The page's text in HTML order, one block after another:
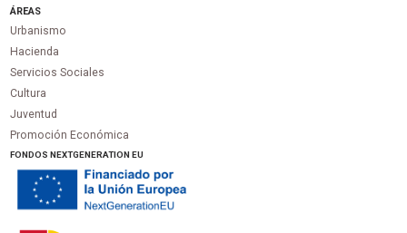
ÁREAS
Urbanismo
Hacienda
Servicios Sociales
Cultura
Juventud
Promoción Económica
FONDOS NEXTGENERATION EU